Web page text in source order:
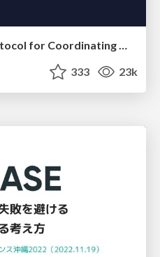
Distributed Sagas: A Protocol for Coordinating Microservices
333 23k